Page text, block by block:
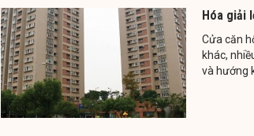
Hóa giải
Cửa căn
khác,
và hướng